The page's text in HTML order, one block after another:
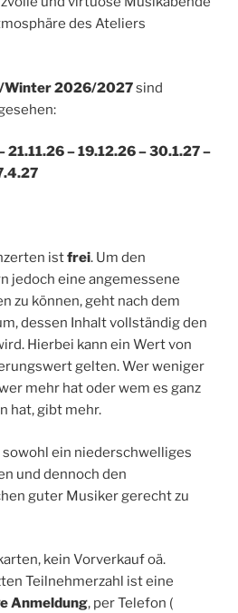
des Ateliers
Winter 2026/2027sind
– 19.12.26 – 30.1.27 –
istfrei. Um den
jedoch eine angemessene
zu können, geht nach dem
dessen Inhalt vollständig den
Hierbei kann ein Wert von
gelten. Wer weniger
mehr hat oder wem es ganz
hat, gibt mehr.
ein niederschwelliges
und dennoch den
guter Musiker gerecht zu
kein Vorverkauf oä.
Teilnehmerzahl ist eine
Anmeldung, per Telefon (